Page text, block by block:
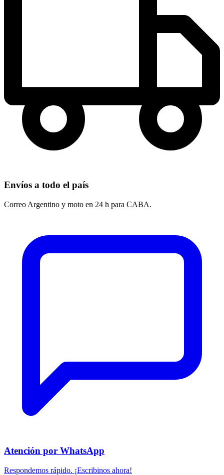
Envíos a todo el país
Correo Argentino y moto en 24 h para CABA.
Atención por WhatsApp
Respondemos rápido. ¡Escribinos ahora!